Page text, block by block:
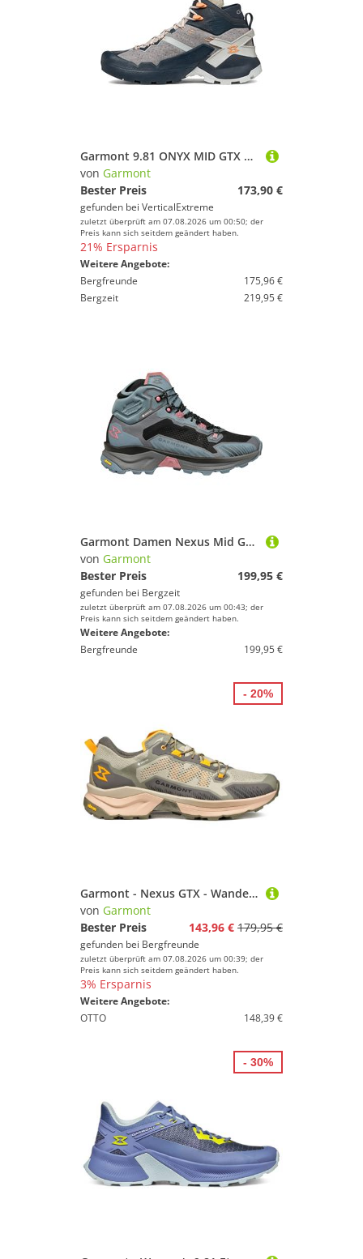
Garmont 9.81 ONYX MID GTX Damen - Speed-Hiking-Schuh
von Garmont
Bester Preis
173,90 €
gefunden bei VerticalExtreme
zuletzt überprüft am 07.08.2026 um 00:50; der
Preis kann sich seitdem geändert haben.
21% Ersparnis
Weitere Angebote:
Bergfreunde
175,96 €
Bergzeit
219,95 €
Garmont Damen Nexus Mid GTX Schuhe
von Garmont
Bester Preis
199,95 €
gefunden bei Bergzeit
zuletzt überprüft am 07.08.2026 um 00:43; der
Preis kann sich seitdem geändert haben.
Weitere Angebote:
Bergfreunde
199,95 €
Garmont - Nexus GTX - Wanderschuhe Gr 44 beige
von Garmont
Bester Preis
143,96 € 179,95 €
gefunden bei Bergfreunde
zuletzt überprüft am 07.08.2026 um 00:39; der
Preis kann sich seitdem geändert haben.
3% Ersparnis
Weitere Angebote:
OTTO
148,39 €
- 20%
- 30%